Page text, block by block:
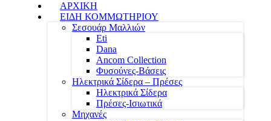
ΑΡΧΙΚΗ
ΕΙΔΗ ΚΟΜΜΩΤΗΡΙΟΥ
Σεσουάρ Μαλλιών
Eti
Dana
Ancom Collection
Φυσούνες-Βάσεις
Ηλεκτρικά Σίδερα – Πρέσες
Ηλεκτρικά Σίδερα
Πρέσες-Ισιωτικά
Μηχανές